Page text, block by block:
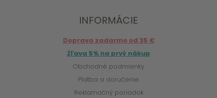
INFORMÁCIE
Doprava zadarmo od 35 €
Zľava 5% na prvý nákup
Obchodné podmienky
Platba a doručenie
Reklamačný poriadok